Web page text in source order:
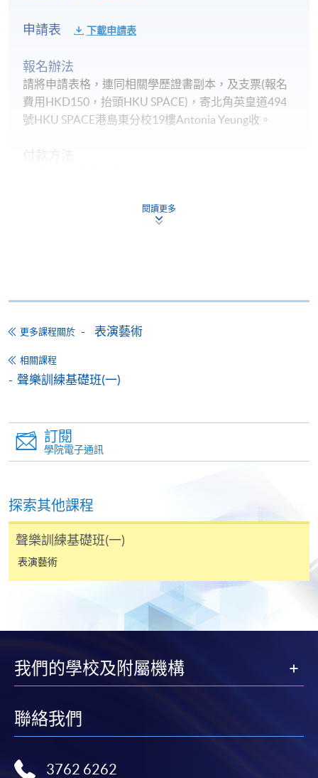
申請表 下載申請表
報名辦法
請將申請表格，連同相關學歷證書副本，及支票(報名
費用HKD150，抬頭HKU SPACE)，寄北角英皇道494
號HKU SPACE港島東分校19樓Antonia Yeung收。
付款方法
申請人可親臨學院任何一所報名中心，以現金、「易
辦事」、微信支付（WeChat Pay）或支付寶
如以劃線支票或銀行本票繳付，抬頭請註明「香港大
人姓名。 閣下可：
親臨學院各報名中心遞交劃線支票、報名表格及有關
或可將上述文件一併寄交各報名中心，信封上請註明
「報讀課程」，惟學院對郵遞失誤而遺失的支票及個
人資料概不負責。
申請人可親臨學院任何一所報名中心，以 VISA 或
Mastercard（包括「香港大學專業進修學院
Mastercard卡」）繳付學費。香港大學專業進修學院
Mastercard卡持有人，如報讀課程滿港幣2,000元，可
享有十個月免息分期付款優惠，惟課程申請人必須為
信用卡持有人。詳情請向學院報名中心職員查詢。
大部份公開招生的課程（以先到先得形式報名）及個
別學歷頒授課程提供網上報名/註冊服務，申請人可在
Mastercard繳付有關課程的報名費或學費。除上述支
（Online Alipay）或轉數快（FPS）繳付學費，詳情請
閱讀更多
更多課程關於 表演藝術
相關課程
聲樂訓練基礎班(一)
訂閱
學院電子通訊
探索其他課程
聲樂訓練基礎班(一)
表演藝術
我們的學校及附屬機構
聯絡我們
3762 6262